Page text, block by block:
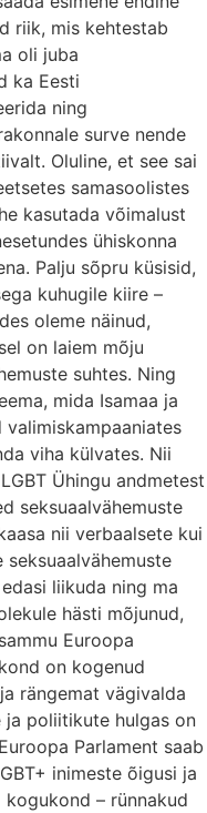
riik, mis kehtestab
oli juba
ka Eesti
ning
surve nende
Oluline, et see sai
samasoolistes
kasutada võimalust
ühiskonna
Palju sõpru küsisid,
kuhugile kiire –
oleme näinud,
on laiem mõju
suhtes. Ning
mida Isamaa ja
valimiskampaaniates
viha külvates. Nii
Ühingu andmetest
seksuaalvähemuste
nii verbaalsete kui
seksuaalvähemuste
liikuda ning ma
hästi mõjunud,
Euroopa
on kogenud
rängemat vägivalda
ja poliitikute hulgas on
Parlament saab
inimeste õigusi ja
– rünnakud